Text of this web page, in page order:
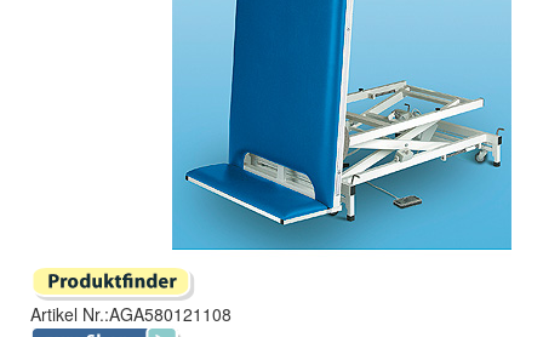
Artikel Nr.:AGA580121108